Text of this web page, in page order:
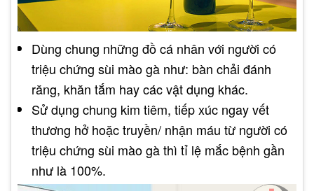
Dùng chung những đồ cá nhân với người có
triệu chứng sùi mào gà như: bàn chải đánh
răng, khăn tắm hay các vật dụng khác.
Sử dụng chung kim tiêm, tiếp xúc ngay vết
thương hở hoặc truyền/ nhận máu từ người có
triệu chứng sùi mào gà thì tỉ lệ mắc bệnh gần
như là 100%.